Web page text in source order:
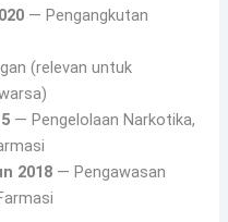
— Pengangkutan
(relevan untuk
— Pengelolaan Narkotika,
2018 — Pengawasan